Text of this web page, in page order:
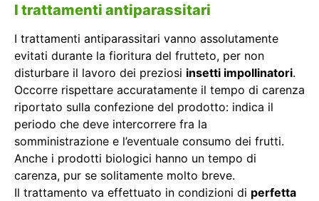
I trattamenti antiparassitari
I trattamenti antiparassitari vanno assolutamente
evitati durante la fioritura del frutteto, per non
disturbare il lavoro dei preziosi insetti impollinatori.
Occorre rispettare accuratamente il tempo di carenza
riportato sulla confezione del prodotto: indica il
periodo che deve intercorrere fra la
somministrazione e l’eventuale consumo dei frutti.
Anche i prodotti biologici hanno un tempo di
carenza, pur se solitamente molto breve.
Il trattamento va effettuato in condizioni di perfetta